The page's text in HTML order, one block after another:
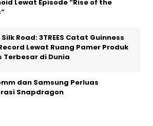
Lewat Episode “Rise of the
Road: 3TREES Catat Guinness
Lewat Ruang Pamer Produk
Terbesar di Dunia
dan Samsung Perluas
Snapdragon